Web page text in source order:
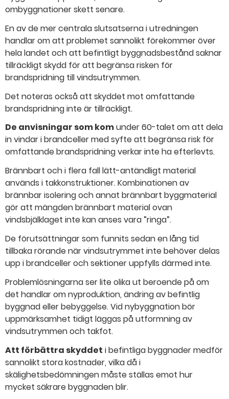
ombyggnationer skett senare.
En av de mer centrala slutsatserna i utredningen
handlar om att problemet sannolikt förekommer över
hela landet och att befintligt byggnadsbestånd saknar
tillräckligt skydd för att begränsa risken för
brandspridning till vindsutrymmen.
Det noteras också att skyddet mot omfattande
brandspridning inte är tillräckligt.
De anvisningar som komunder 60-talet om att dela
in vindar i brandceller med syfte att begränsa risk för
omfattande brandspridning verkar inte ha efterlevts.
Brännbart och i flera fall lätt-​antändligt material
används i takkonstruktioner. Kombinationen av
brännbar isolering och annat brännbart byggmaterial
gör att mängden brännbart material ovan
vindsbjälklaget inte kan anses vara ”ringa”.
De förutsättningar som funnits sedan en lång tid
tillbaka rörande när vindsutrymmet inte behöver delas
upp i brandceller och sektioner uppfylls därmed inte.
Problemlösningarna ser lite olika ut beroende på om
det handlar om nyproduktion, ändring av befintlig
byggnad eller bebyggelse. Vid nybyggnation bör
uppmärksamhet tidigt läggas på utformning av
vindsutrymmen och takfot.
Att förbättra skyddet i befintliga byggnader medför
sannolikt stora kostnader, vilka då i
skälighetsbedömningen måste ställas emot hur
mycket säkrare byggnaden blir.